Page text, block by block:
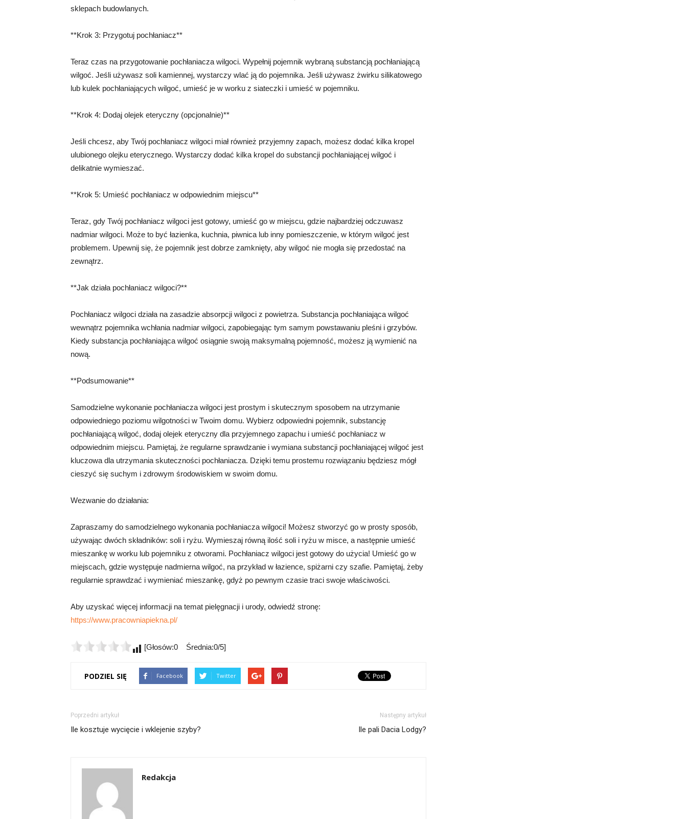
sklepach budowlanych.
**Krok 3: Przygotuj pochłaniacz**
Teraz czas na przygotowanie pochłaniacza wilgoci. Wypełnij pojemnik wybraną substancją pochłaniającą
wilgoć. Jeśli używasz soli kamiennej, wystarczy wlać ją do pojemnika. Jeśli używasz żwirku silikatowego
lub kulek pochłaniających wilgoć, umieść je w worku z siateczki i umieść w pojemniku.
**Krok 4: Dodaj olejek eteryczny (opcjonalnie)**
Jeśli chcesz, aby Twój pochłaniacz wilgoci miał również przyjemny zapach, możesz dodać kilka kropel
ulubionego olejku eterycznego. Wystarczy dodać kilka kropel do substancji pochłaniającej wilgoć i
delikatnie wymieszać.
**Krok 5: Umieść pochłaniacz w odpowiednim miejscu**
Teraz, gdy Twój pochłaniacz wilgoci jest gotowy, umieść go w miejscu, gdzie najbardziej odczuwasz
nadmiar wilgoci. Może to być łazienka, kuchnia, piwnica lub inny pomieszczenie, w którym wilgoć jest
problemem. Upewnij się, że pojemnik jest dobrze zamknięty, aby wilgoć nie mogła się przedostać na
zewnątrz.
**Jak działa pochłaniacz wilgoci?**
Pochłaniacz wilgoci działa na zasadzie absorpcji wilgoci z powietrza. Substancja pochłaniająca wilgoć
wewnątrz pojemnika wchłania nadmiar wilgoci, zapobiegając tym samym powstawaniu pleśni i grzybów.
Kiedy substancja pochłaniająca wilgoć osiągnie swoją maksymalną pojemność, możesz ją wymienić na
nową.
**Podsumowanie**
Samodzielne wykonanie pochłaniacza wilgoci jest prostym i skutecznym sposobem na utrzymanie
odpowiedniego poziomu wilgotności w Twoim domu. Wybierz odpowiedni pojemnik, substancję
pochłaniającą wilgoć, dodaj olejek eteryczny dla przyjemnego zapachu i umieść pochłaniacz w
odpowiednim miejscu. Pamiętaj, że regularne sprawdzanie i wymiana substancji pochłaniającej wilgoć jest
kluczowa dla utrzymania skuteczności pochłaniacza. Dzięki temu prostemu rozwiązaniu będziesz mógł
cieszyć się suchym i zdrowym środowiskiem w swoim domu.
Wezwanie do działania:
Zapraszamy do samodzielnego wykonania pochłaniacza wilgoci! Możesz stworzyć go w prosty sposób,
używając dwóch składników: soli i ryżu. Wymieszaj równą ilość soli i ryżu w misce, a następnie umieść
mieszankę w worku lub pojemniku z otworami. Pochłaniacz wilgoci jest gotowy do użycia! Umieść go w
miejscach, gdzie występuje nadmierna wilgoć, na przykład w łazience, spiżarni czy szafie. Pamiętaj, żeby
regularnie sprawdzać i wymieniać mieszankę, gdyż po pewnym czasie traci swoje właściwości.
Aby uzyskać więcej informacji na temat pielęgnacji i urody, odwiedź stronę:
https://www.pracowniapiekna.pl/
[Głosów:0 Średnia:0/5]
PODZIEL SIĘ Facebook Twitter
Poprzedni artykuł
Ile kosztuje wycięcie i wklejenie szyby?
Następny artykuł
Ile pali Dacia Lodgy?
Redakcja